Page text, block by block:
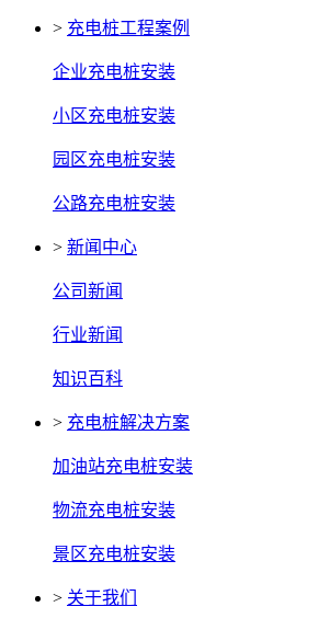
> 充电桩工程案例
企业充电桩安装
小区充电桩安装
园区充电桩安装
公路充电桩安装
> 新闻中心
公司新闻
行业新闻
知识百科
> 充电桩解决方案
加油站充电桩安装
物流充电桩安装
景区充电桩安装
> 关于我们